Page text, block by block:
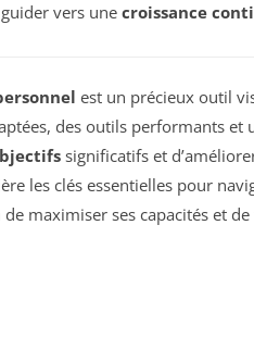
vers unecroissance
est un précieux outil
des outils performants
significatifs et
les clés essentielles pour
maximiser ses capacités et